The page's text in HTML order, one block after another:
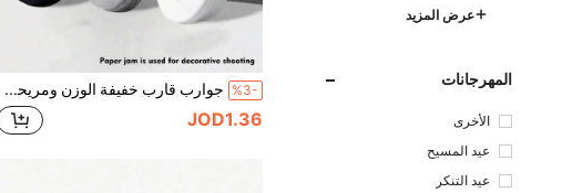
عرض المزيد
المهرجانات
الأخرى
عيد المسيح
عيد التنكر
%3- جوارب قارب خفيفة الوزن ومريحة وكاجوال للجنسين، جوارب كاحل منخفضة للربيع والصيف والخريف والشتاء، قماش نايلون محبوك، مناسبة للارتداء اليومي والمنزلي والرياضة الكاجوال، أسود ورمادي وأبيض
JOD1.36